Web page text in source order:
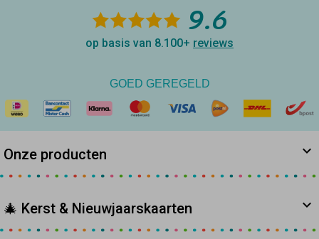
9.6
op basis van 8.100+ reviews
GOED GEREGELD
Onze producten
🎄 Kerst & Nieuwjaarskaarten